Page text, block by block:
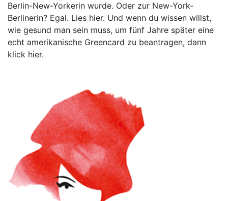
Berlin-New-Yorkerin wurde. Oder zur New-York-
Berlinerin? Egal. Lies hier. Und wenn du wissen willst,
wie gesund man sein muss, um fünf Jahre später eine
echt amerikanische Greencard zu beantragen, dann
klick hier.